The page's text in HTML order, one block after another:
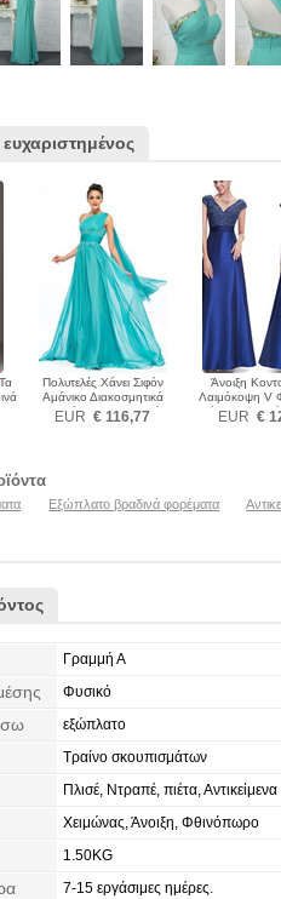
Πολυτελές Χάνει Σιφόν
Αμάνικο Διακοσμητικά
Επιράμματα Βραδινά
φορέματα
EUR € 116,77
Άνοιξη
Λαιμόκοψη V
επάνωEUR €
Εξώπλατο βραδινά φορέματα
Γραμμή Α
Φυσικό
εξώπλατο
Τραίνο σκουπισμάτων
Πλισέ, Ντραπέ, πιέτα,
Χάντρες
Χειμώνας, Άνοιξη, Φθινόπωρο
1.50KG
7-15 εργάσιμες ημέρες.